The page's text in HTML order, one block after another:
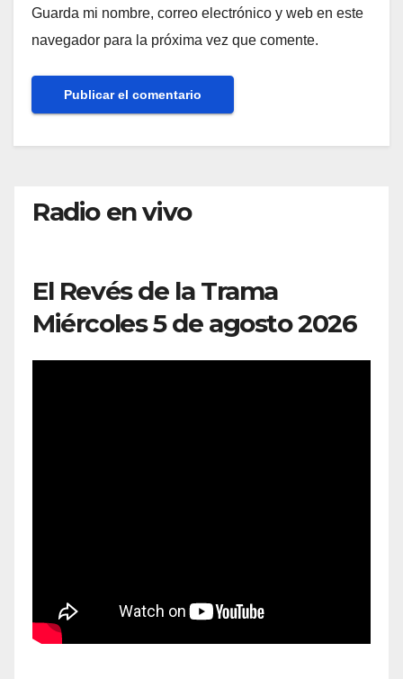
Guarda mi nombre, correo electrónico y web en este
navegador para la próxima vez que comente.
Radio en vivo
El Revés de la Trama
Miércoles 5 de agosto 2026